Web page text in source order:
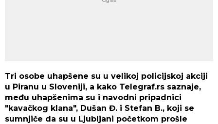
Tri osobe uhapšene su u velikoj policijskoj akciji
u Piranu u Sloveniji, a kako Telegraf.rs saznaje,
među uhapšenima su i navodni pripadnici
"kavačkog klana", Dušan Đ. i Stefan B., koji se
sumnjiče da su u Ljubljani početkom prošle